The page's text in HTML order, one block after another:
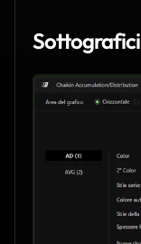
Sottografici